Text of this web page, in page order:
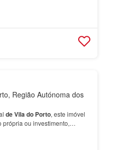
Região Autónoma dos
deVilado Porto, este imóvel
própria ou investimento,